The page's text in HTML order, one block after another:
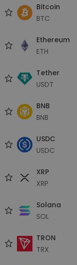
Bitcoin
BTC
Ethereum
ETH
Tether
USDT
BNB
BNB
USDC
USDC
XRP
XRP
Solana
SOL
TRON
TRX